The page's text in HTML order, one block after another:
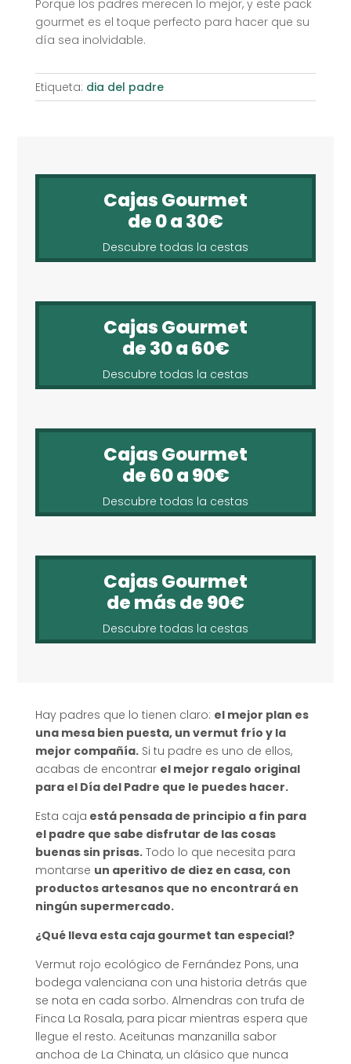
Porque los padres merecen lo mejor, y este pack
gourmet es el toque perfecto para hacer que su
día sea inolvidable.
Etiqueta: dia del padre
Cajas Gourmet
de 0 a 30€
Descubre todas la cestas
Cajas Gourmet
de 30 a 60€
Descubre todas la cestas
Cajas Gourmet
de 60 a 90€
Descubre todas la cestas
Cajas Gourmet
de más de 90€
Descubre todas la cestas
Hay padres que lo tienen claro: el mejor plan es
una mesa bien puesta, un vermut frío y la
mejor compañía.Si tu padre es uno de ellos,
acabas de encontrar el mejor regalo original
para el Día del Padre que le puedes hacer.
Esta caja está pensada de principio a fin para
el padre que sabe disfrutar de las cosas
buenas sin prisas.Todo lo que necesita para
montarse un aperitivo de diez en casa, con
productos artesanos que no encontrará en
ningún supermercado.
¿Qué lleva esta caja gourmet tan especial?
Vermut rojo ecológico de Fernández Pons, una
bodega valenciana con una historia detrás que
se nota en cada sorbo. Almendras con trufa de
Finca La Rosala, para picar mientras espera que
llegue el resto. Aceitunas manzanilla sabor
anchoa de La Chinata, un clásico que nunca